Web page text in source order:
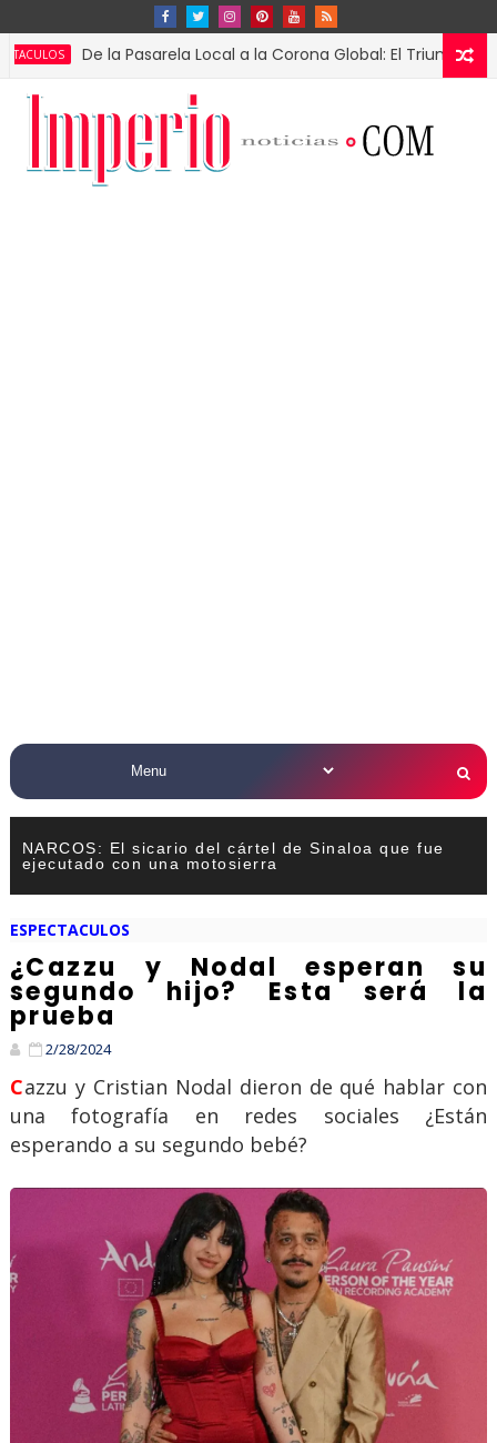
De la Pasarela Local a la Corona Global: El Triunfo de Fátima
NARCOS: El sicario del cártel de Sinaloa que fue
ejecutado con una motosierra
ESPECTACULOS
¿Cazzu y Nodal esperan su
segundo hijo? Esta será la
prueba
2/28/2024
Cazzu y Cristian Nodal dieron de qué hablar con
una fotografía en redes sociales ¿Están
esperando a su segundo bebé?